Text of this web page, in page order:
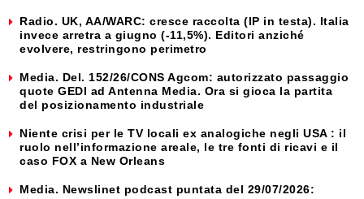
Radio. UK, AA/WARC: cresce raccolta (IP in testa). Italia
invece arretra a giugno (-11,5%). Editori anziché
evolvere, restringono perimetro
Media. Del. 152/26/CONS Agcom: autorizzato passaggio
quote GEDI ad Antenna Media. Ora si gioca la partita
del posizionamento industriale
Niente crisi per le TV locali ex analogiche negli USA : il
ruolo nell’informazione areale, le tre fonti di ricavi e il
caso FOX a New Orleans
Media. Newslinet podcast puntata del 29/07/2026: